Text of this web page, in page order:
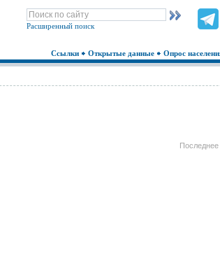
Расширенный поиск
Ссылки Открытые данные Опрос
Последнее